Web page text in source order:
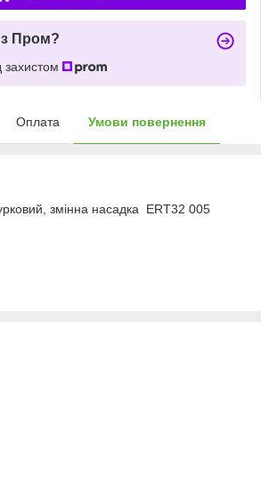
з Пром?
захистом
Оплата Умови повернення
змінна насадка ERT32 005